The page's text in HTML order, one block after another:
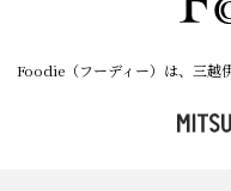
Foodie（フーディー）は、三越